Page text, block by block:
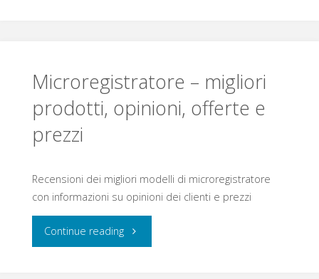
Microregistratore – migliori
prodotti, opinioni, offerte e
prezzi
Recensioni dei migliori modelli di microregistratore
con informazioni su opinioni dei clienti e prezzi
Continue reading"Microregistratore